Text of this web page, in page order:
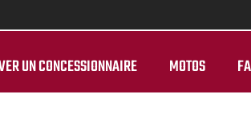
UN CONCESSIONNAIRE MOTOS